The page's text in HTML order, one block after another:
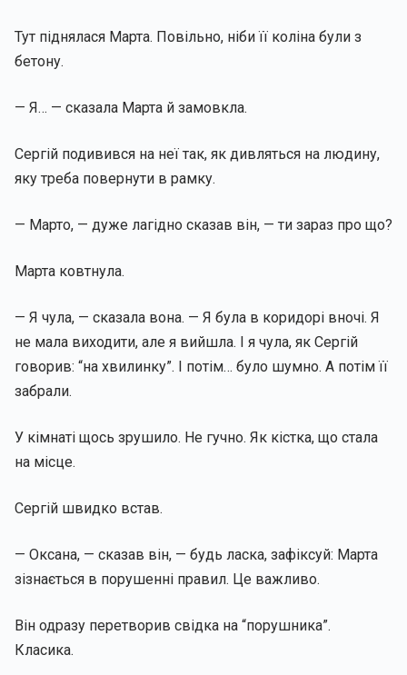
Тут піднялася Марта. Повільно, ніби її коліна були з
бетону.
— Я… — сказала Марта й замовкла.
Сергій подивився на неї так, як дивляться на людину,
яку треба повернути в рамку.
— Марто, — дуже лагідно сказав він, — ти зараз про що?
Марта ковтнула.
— Я чула, — сказала вона. — Я була в коридорі вночі. Я
не мала виходити, але я вийшла. І я чула, як Сергій
говорив: “на хвилинку”. І потім… було шумно. А потім її
забрали.
У кімнаті щось зрушило. Не гучно. Як кістка, що стала
на місце.
Сергій швидко встав.
— Оксана, — сказав він, — будь ласка, зафіксуй: Марта
зізнається в порушенні правил. Це важливо.
Він одразу перетворив свідка на “порушника”.
Класика.